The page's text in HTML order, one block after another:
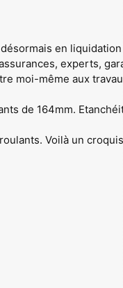
en
experts,
moi-même aux
de 164mm.
Voilà un